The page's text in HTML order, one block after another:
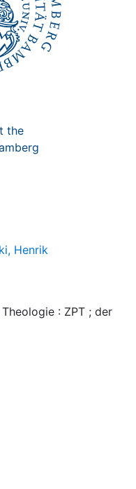
the
Henrik
: ZPT ; der